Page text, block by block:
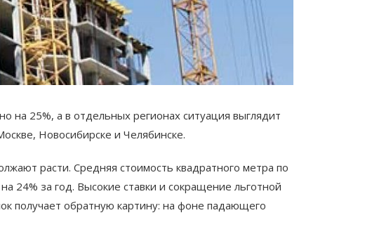
на 25%, а в отдельных регионах ситуация выглядит
Новосибирске и Челябинске.
расти. Средняя стоимость квадратного метра по
24% за год. Высокие ставки и сокращение льготной
получает обратную картину: на фоне падающего